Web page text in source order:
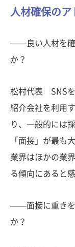
人材確保のア
——良い人材を確
か？
松村代表 SNSを
紹介会社を利用
り、一般的には
「面接」が最も
業界はほかの業
る傾向にあると
——面接に重きを
か？